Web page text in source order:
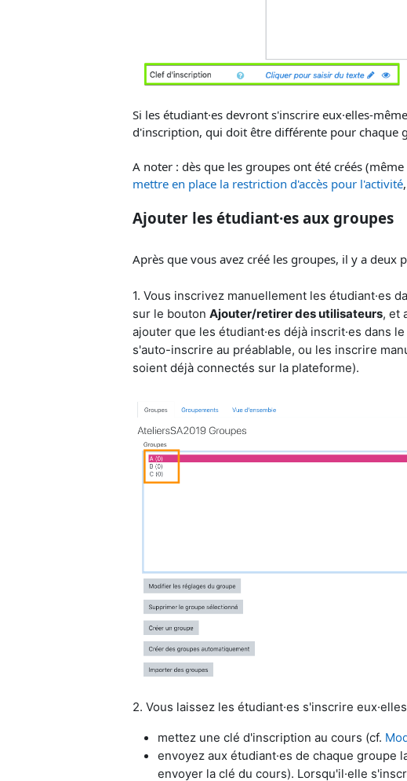
Si les étudiant·es devront s'inscrire eux·elles-
d'inscription, qui doit être différente pour chaque
A noter : dès que les groupes ont été créés
mettre en place la restriction d'accès pour l'activité
Ajouter les étudiant·es aux groupes
Après que vous avez créé les groupes, il y a deux
1. Vous inscrivez manuellement les étudiant·es
sur le bouton Ajouter/retirer des utilisateurs, et
ajouter que les étudiant·es déjà inscrit·es dans
s'auto-inscrire au préablable, ou les inscrire
soient déjà connectés sur la plateforme).
2. Vous laissez les étudiant·es s'inscrire
mettez une clé d'inscription au cours (cf.
envoyezaux étudiant·es de chaque groupe
envoyer la clé du cours). Lorsqu'il·elle